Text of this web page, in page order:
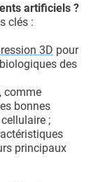
artificiels ?
clés :
3D pour
des
comme
bonnes
;
principaux